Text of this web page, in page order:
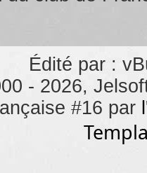
Édité par :
- 2026,
#16 par